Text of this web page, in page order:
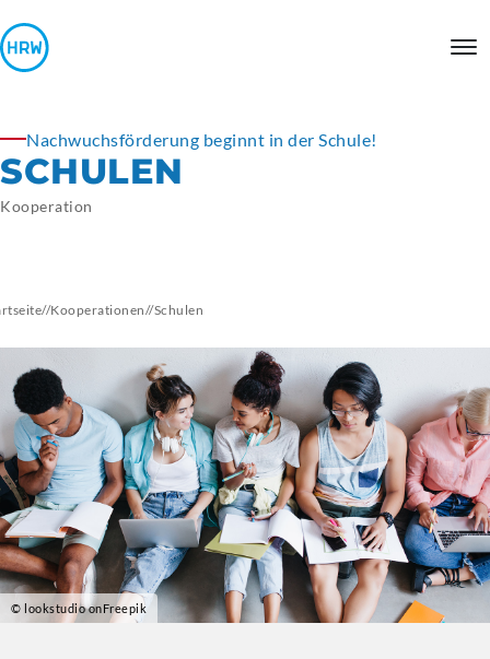
Nachwuchsförderung beginnt in der Schule!
SCHULEN
Kooperation
//Kooperationen//Schulen
© lookstudio onFreepik